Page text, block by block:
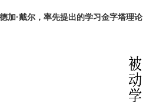
加·戴尔，率先提出的学习金字塔理论